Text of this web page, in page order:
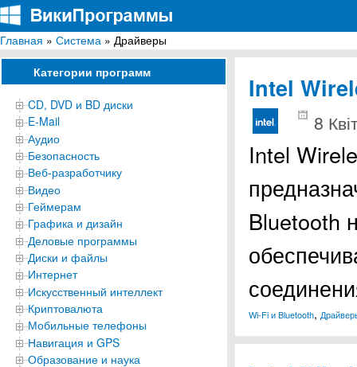
ВикиПрограммы
Энциклопедия бесплатных компьютерных программ для Windows
Главная » Система » Драйверы
Категории программ
CD, DVD и BD диски
E-Mail
Аудио
Безопасность
Веб-разработчику
Видео
Геймерам
Графика и дизайн
Деловые программы
Диски и файлы
Интернет
Искусственный интеллект
Криптовалюта
Мобильные телефоны
Навигация и GPS
Образование и наука
Intel
8
Intel
Bluetooth
Wi-Fi и Bluetooth,